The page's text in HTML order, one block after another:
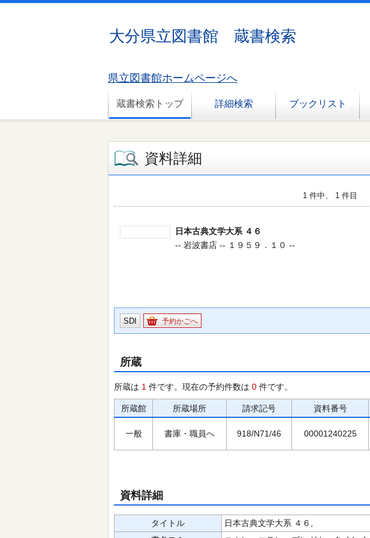
大分県立図書館 蔵書検索
県立図書館ホームページへ
蔵書検索トップ 詳細検索 ブックリスト
資料詳細
1 件中、 1 件目
日本古典文学大系 ４６
-- 岩波書店 -- １９５９．１０ --
SDI 予約かごへ
所蔵
所蔵は 1 件です。現在の予約件数は 0 件です。
所蔵館 所蔵場所 請求記号 資料番号
一般 書庫・職員へ 918/N71/46 00001240225
資料詳細
タイトル
日本古典文学大系 ４６,